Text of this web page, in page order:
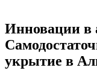
Инновации в
укрытие в